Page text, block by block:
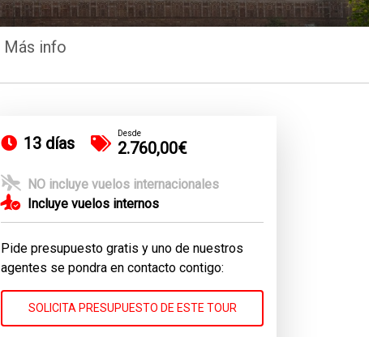
Más info
13 días
Desde
2.760,00€
NO incluye vuelos internacionales
Incluye vuelos internos
Pide presupuesto gratis y uno de nuestros
agentes se pondra en contacto contigo:
SOLICITA PRESUPUESTO DE ESTE TOUR